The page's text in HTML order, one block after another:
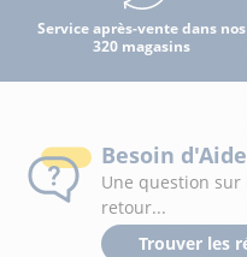
Service après-vente dans nos
320 magasins
Besoin
Une question
retour...
Trouver les